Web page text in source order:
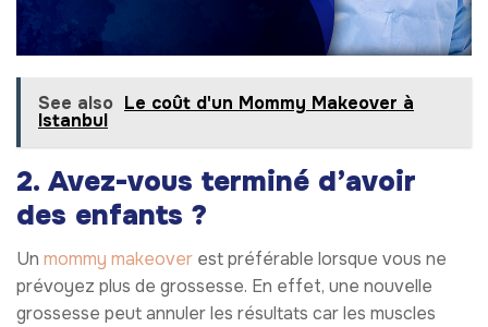
See also Le coût d'un Mommy Makeover à
Istanbul
2. Avez-vous terminé d’avoir
des enfants ?
Un mommy makeover est préférable lorsque vous ne
prévoyez plus de grossesse. En effet, une nouvelle
grossesse peut annuler les résultats car les muscles